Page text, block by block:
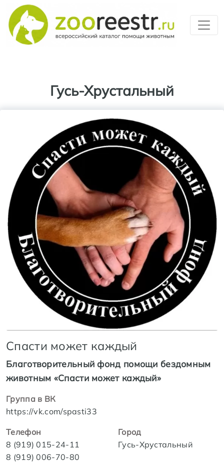
Гусь-Хрустальный
Спасти может каждый
Благотворительный фонд помощи бездомным
животным «Спасти может каждый»
Группа в ВК
https://vk.com/spasti33
Телефон
8 (919) 015-24-11
8 (919) 006-70-80
Город
Гусь-Хрустальный